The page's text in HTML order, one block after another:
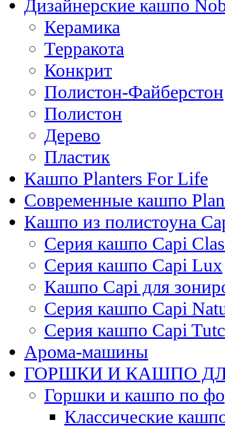
Дизайнерские кашпо
Керамика
Терракота
Конкрит
Полистон-Файберстон
Полистон
Дерево
Пластик
Кашпо Planters For Life
Современные кашпо
Кашпо из полистоуна
Серия кашпо Capi
Серия кашпо Capi Lux
Кашпо Capi для
Серия кашпо Capi
Серия кашпо Capi
Арома-машины
ГОРШКИ И КАШПО
Горшки и кашпо по
Классические